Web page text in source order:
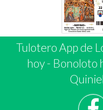
Tulotero App de
hoy- Bonoloto